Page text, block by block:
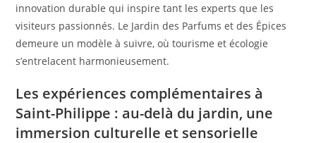
innovation durable qui inspire tant les experts que les
visiteurs passionnés. Le Jardin des Parfums et des Épices
demeure un modèle à suivre, où tourisme et écologie
s’entrelacent harmonieusement.
Les expériences complémentaires à
Saint-Philippe : au-delà du jardin, une
immersion culturelle et sensorielle